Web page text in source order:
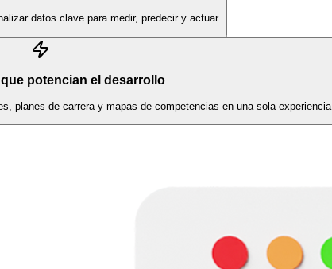
datos clave para medir, predecir y actuar.
potencian el desarrollo
planes de carrera y mapas de competencias en una sola experiencia.